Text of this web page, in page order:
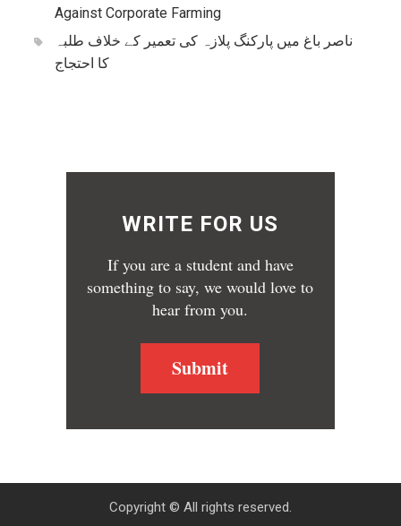
Against Corporate Farming
ناصر باغ میں پارکنگ پلازہ کی تعمیر کے خلاف طلبہ
کا احتجاج
WRITE FOR US
If you are a student and have
something to say, we would love to
hear from you.
Submit
Copyright © All rights reserved.